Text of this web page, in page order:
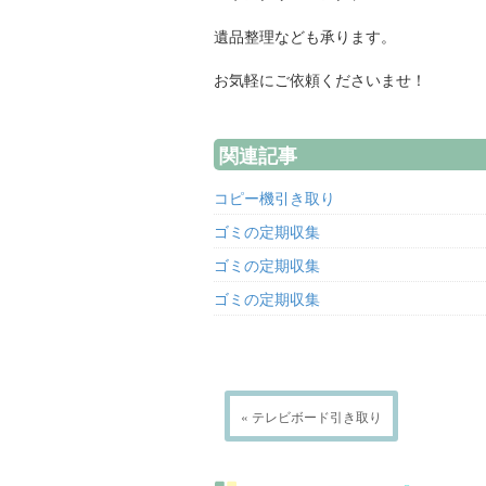
遺品整理なども承ります。
お気軽にご依頼くださいませ！
関連記事
コピー機引き取り
ゴミの定期収集
ゴミの定期収集
ゴミの定期収集
« テレビボード引き取り